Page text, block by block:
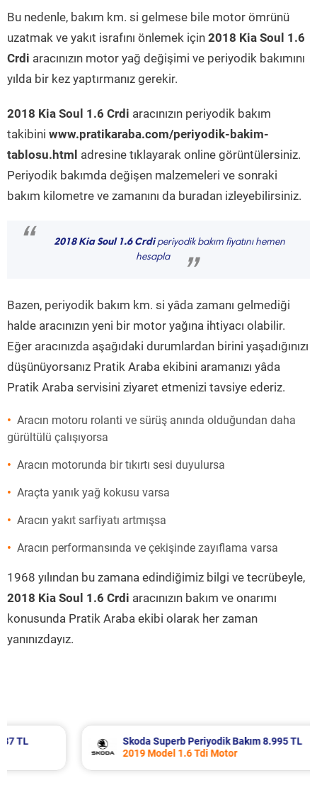
Bu nedenle, bakım km. si gelmese bile motor ömrünü
uzatmak ve yakıt israfını önlemek için 2018 Kia Soul 1.6
Crdi aracınızın motor yağ değişimi ve periyodik bakımını
yılda bir kez yaptırmanız gerekir.
2018 Kia Soul 1.6 Crdi aracınızın periyodik bakım
takibini www.pratikaraba.com/periyodik-bakim-
tablosu.html adresine tıklayarak online görüntülersiniz.
Periyodik bakımda değişen malzemeleri ve sonraki
bakım kilometre ve zamanını da buradan izleyebilirsiniz.
“ 2018 Kia Soul 1.6 Crdiperiyodik bakım fiyatını hemen
hesapla
”
Bazen, periyodik bakım km. si yâda zamanı gelmediği
halde aracınızın yeni bir motor yağına ihtiyacı olabilir.
Eğer aracınızda aşağıdaki durumlardan birini yaşadığınızı
düşünüyorsanız Pratik Araba ekibini aramanızı yâda
Pratik Araba servisini ziyaret etmenizi tavsiye ederiz.
Aracın motoru rolanti ve sürüş anında olduğundan daha
gürültülü çalışıyorsa
Aracın motorunda bir tıkırtı sesi duyulursa
Araçta yanık yağ kokusu varsa
Aracın yakıt sarfiyatı artmışsa
Aracın performansında ve çekişinde zayıflama varsa
1968 yılından bu zamana edindiğimiz bilgi ve tecrübeyle,
2018 Kia Soul 1.6 Crdi aracınızın bakım ve onarımı
konusunda Pratik Araba ekibi olarak her zaman
yanınızdayız.
Skoda Superb Periyodik Bakım 8.995 TL
2019 Model 1.6 Tdi Motor